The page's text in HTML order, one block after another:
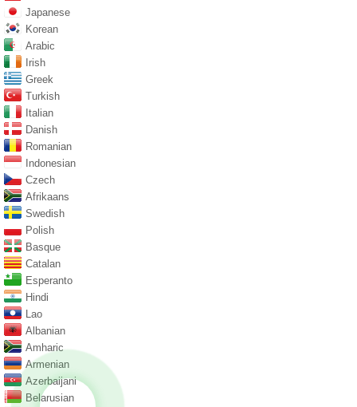
Japanese
Korean
Arabic
Irish
Greek
Turkish
Italian
Danish
Romanian
Indonesian
Czech
Afrikaans
Swedish
Polish
Basque
Catalan
Esperanto
Hindi
Lao
Albanian
Amharic
Armenian
Azerbaijani
Belarusian